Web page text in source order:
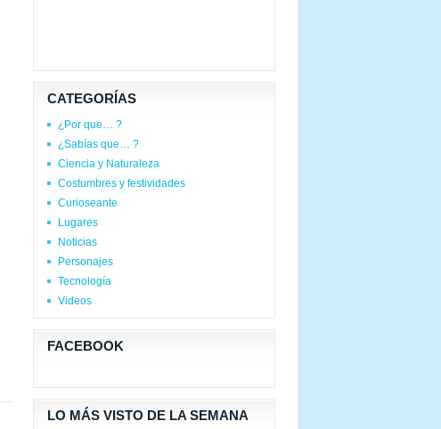
CATEGORÍAS
¿Por que… ?
¿Sabías que… ?
Ciencia y Naturaleza
Costumbres y festividades
Curioseante
Lugares
Noticias
Personajes
Tecnología
Videos
FACEBOOK
LO MÁS VISTO DE LA SEMANA